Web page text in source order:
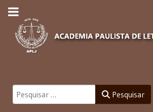
Pesquisar Pesquisar